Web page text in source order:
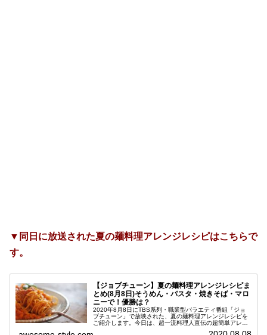
▼同日に放送された夏の麺料理アレンジレシピはこちらで
す。
【ジョブチューン】夏の麺料理アレンジレシピま
とめ(8月8日)そうめん・パスタ・焼きそば・マロ
ニーで！優勝は？
2020年8月8日にTBS系列・職業型バラエティ番組「ジョ
ブチューン」で放映された、夏の麺料理アレンジレシピを
ご紹介します。今日は、超一流料理人直伝の超簡単アレン